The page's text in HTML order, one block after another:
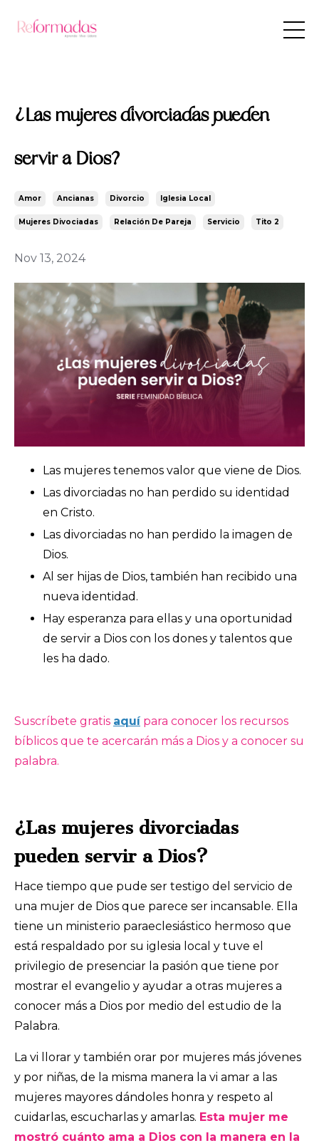
¿Las mujeres divorciadas pueden
servir a Dios?
Amor Ancianas Divorcio Iglesia Local
Mujeres Divociadas Relación De Pareja Servicio Tito 2
Nov 13, 2024
Las mujeres tenemos valor que viene de Dios.
Las divorciadas no han perdido su identidad
en Cristo.
Las divorciadas no han perdido la imagen de
Dios.
Al ser hijas de Dios, también han recibido una
nueva identidad.
Hay esperanza para ellas y una oportunidad
de servir a Dios con los dones y talentos que
les ha dado.
Suscríbete gratis aquípara conocer los recursos
bíblicos que te acercarán más a Dios y a conocer su
palabra.
¿Las mujeres divorciadas
pueden servir a Dios?
Hace tiempo que pude ser testigo del servicio de
una mujer de Dios que parece ser incansable. Ella
tiene un ministerio paraeclesiástico hermoso que
está respaldado por su iglesia local y tuve el
privilegio de presenciar la pasión que tiene por
mostrar el evangelio y ayudar a otras mujeres a
conocer más a Dios por medio del estudio de la
Palabra.
La vi llorar y también orar por mujeres más jóvenes
y por niñas, de la misma manera la vi amar a las
mujeres mayores dándoles honra y respeto al
cuidarlas, escucharlas y amarlas. Esta mujer me
mostró cuánto ama a Dios con la manera en la